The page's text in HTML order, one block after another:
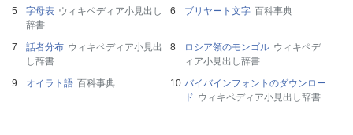
字母表 ウィキペディア小見出し
辞書
ブリヤート文字 百科事典
話者分布 ウィキペディア小見出
し辞書
ロシア領のモンゴル ウィキペデ
ィア小見出し辞書
オイラト語 百科事典
バイバインフォントのダウンロー
ド ウィキペディア小見出し辞書